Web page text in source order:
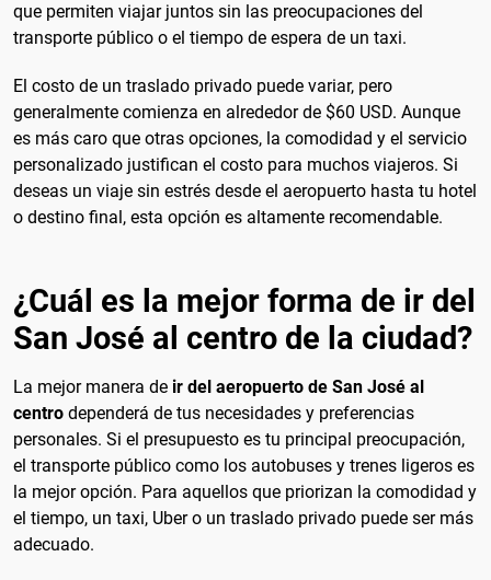
que permiten viajar juntos sin las preocupaciones del
transporte público o el tiempo de espera de un taxi.
El costo de un traslado privado puede variar, pero
generalmente comienza en alrededor de $60 USD. Aunque
es más caro que otras opciones, la comodidad y el servicio
personalizado justifican el costo para muchos viajeros. Si
deseas un viaje sin estrés desde el aeropuerto hasta tu hotel
o destino final, esta opción es altamente recomendable.
¿Cuál es la mejor forma de ir del
San José al centro de la ciudad?
La mejor manera de ir del aeropuerto de San José al
centro dependerá de tus necesidades y preferencias
personales. Si el presupuesto es tu principal preocupación,
el transporte público como los autobuses y trenes ligeros es
la mejor opción. Para aquellos que priorizan la comodidad y
el tiempo, un taxi, Uber o un traslado privado puede ser más
adecuado.